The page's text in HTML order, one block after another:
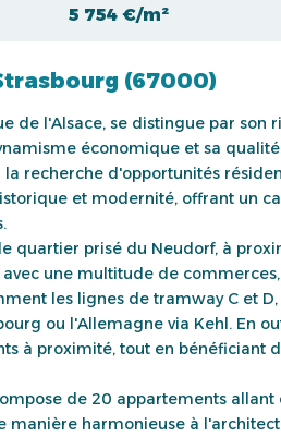
5 754 €/m²
(67000)
de l'Alsace, se distingue par
économique et sa
recherche d'opportunités
et modernité, offrant un
quartier prisé du Neudorf, à
une multitude de
les lignes de tramway C et
ou l'Allemagne via Kehl. En
à proximité, tout en bénéficiant
de 20 appartements
manière harmonieuse à